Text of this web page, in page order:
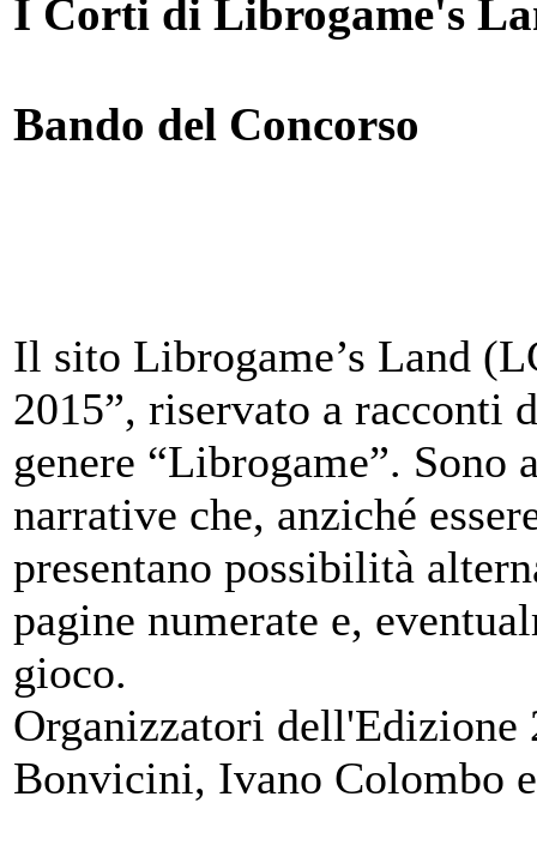
I Corti di Librogame's
Bando del Concorso
Il sito Librogame’s Land
2015”, riservato a racconti
genere “Librogame”. Sono
narrative che, anziché
presentano possibilità
pagine numerate e,
gioco.
Organizzatori dell'Edizione
Bonvicini, Ivano Colombo